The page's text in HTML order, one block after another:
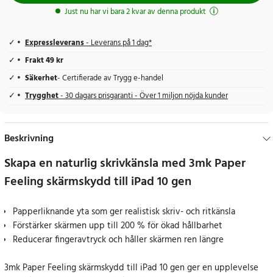
Just nu har vi bara 2 kvar av denna produkt
Expressleverans- Leverans på 1 dag*
Frakt 49 kr
Säkerhet- Certifierade av Trygg e-handel
Trygghet- 30 dagars prisgaranti - Över 1 miljon nöjda kunder
Beskrivning
Skapa en naturlig skrivkänsla med 3mk Paper
Feeling skärmskydd till iPad 10 gen
Papperliknande yta som ger realistisk skriv- och ritkänsla
Förstärker skärmen upp till 200 % för ökad hållbarhet
Reducerar fingeravtryck och håller skärmen ren längre
3mk Paper Feeling skärmskydd till iPad 10 gen ger en upplevelse